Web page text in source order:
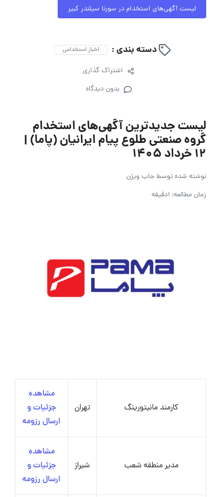
لیست آگهی‌های استخدام در سورنا سیلندر کبیر
دسته بندی : اخبار استخدامی
اشتراک گذاری
بدون دیدگاه
لیست جدیدترین آگهی‌های استخدام
گروه صنعتی طلوع پیام ایرانیان (پاما) |
۱۲ خرداد ۱۴۰۵
نوشته شده توسطجاب ویژن
زمان مطالعه: 1دقیقه
کارمند مانیتورینگ تهران
مشاهده
جزئیات و
ارسال رزومه
مدیر منطقه شعب شیراز
مشاهده
جزئیات و
ارسال رزومه